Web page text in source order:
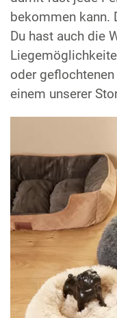
bekommen kann.
Du hast auch die
oder
einem unserer